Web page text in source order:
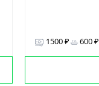
1500 ₽ 600 ₽